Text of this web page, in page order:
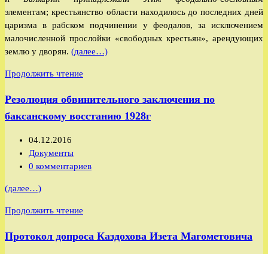
элементам; крестьянство области находилось до последних дней
царизма в рабском подчинении у феодалов, за исключением
малочисленной прослойки «свободных крестьян», арендующих
землю у дворян. (далее…)
Продолжить чтение
обвинительного
заключения
1928г.
Резолюция обвинительного заключения по
баксанскому восстанию 1928г
Запись
опубликована:
04.12.2016
Рубрика
записи:
Документы
Комментарии
записи:
0 комментариев
(далее…)
Продолжить чтение
заключения
Протокол допроса Каздохова Изета Магометовича